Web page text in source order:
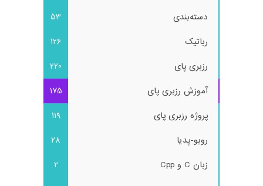
دسته‌بندی
53
رباتیک
126
رزبری پای
220
آموزش رزبری پای
175
پروژه رزبری پای
119
روبو-پدیا
28
زبان C و Cpp
2